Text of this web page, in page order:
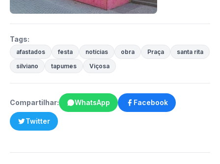
Tags:
afastados festa notícias obra Praça
santa rita
silviano
tapumes Viçosa
Compartilhar: WhatsApp Facebook
Twitter